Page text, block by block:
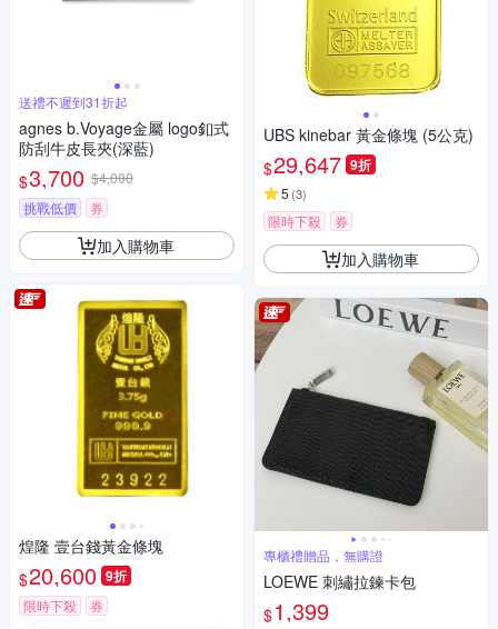
送禮不遲到31折起
agnes b.Voyage金屬 logo釦式
防刮牛皮長夾(深藍)
$3,700 $4,000
挑戰低價
券
加入購物車
煌隆 壹台錢黃金條塊
$20,600 9折
限時下殺 券
UBS kinebar 黃金條塊 (5公克)
$29,647 9折
5 (3)
限時下殺 券
加入購物車
專櫃禮贈品，無購證
LOEWE 刺繡拉鍊卡包
$1,399